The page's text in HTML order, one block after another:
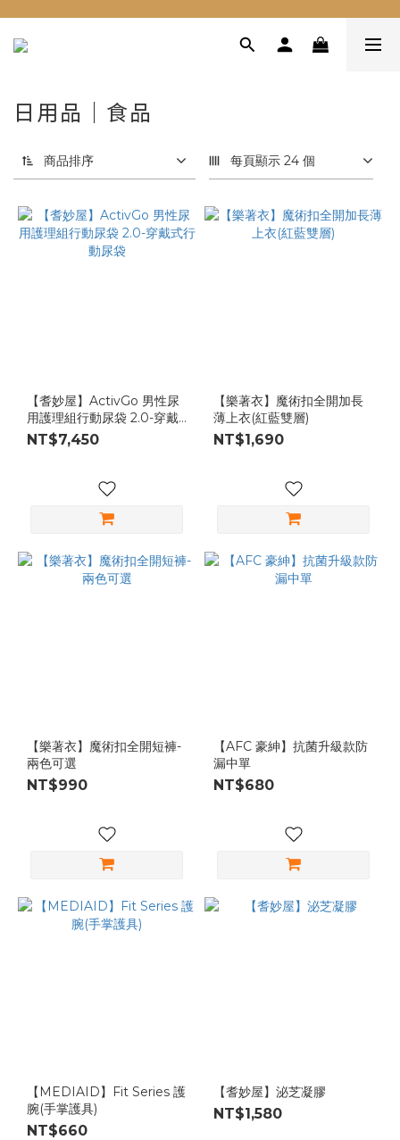
日用品｜食品
商品排序 每頁顯示 24 個
【耆妙屋】ActivGo 男性尿
用護理組行動尿袋 2.0-穿戴
式行動尿袋
NT$7,450
【樂著衣】魔術扣全開加長
薄上衣(紅藍雙層)
NT$1,690
【樂著衣】魔術扣全開短褲-
兩色可選
NT$990
【AFC 豪紳】抗菌升級款防
漏中單
NT$680
【MEDIAID】Fit Series 護
腕(手掌護具)
NT$660
【耆妙屋】泌芝凝膠
NT$1,580